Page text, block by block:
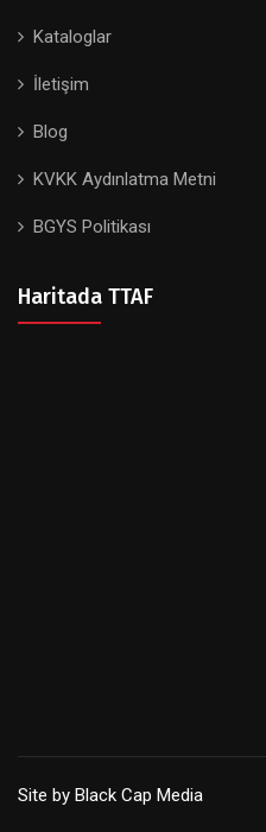
Kataloglar
İletişim
Blog
KVKK Aydınlatma Metni
BGYS Politikası
Haritada TTAF
Site by Black Cap Media